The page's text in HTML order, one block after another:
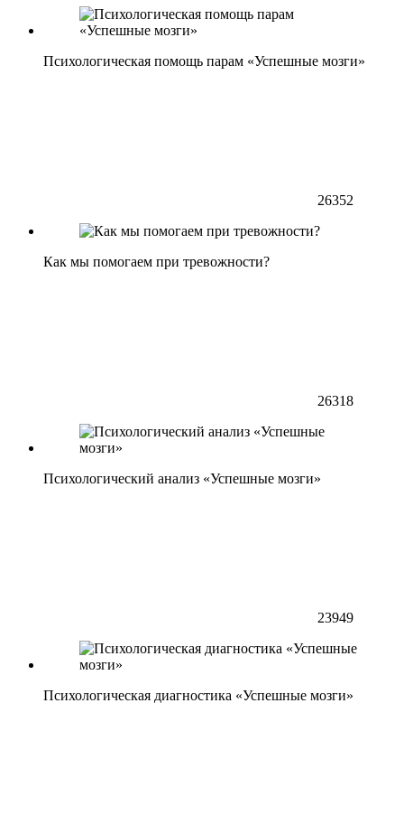
Психологическая помощь парам «Успешные мозги»
26352
Как мы помогаем при тревожности?
26318
Психологический анализ «Успешные мозги»
23949
Психологическая диагностика «Успешные мозги»